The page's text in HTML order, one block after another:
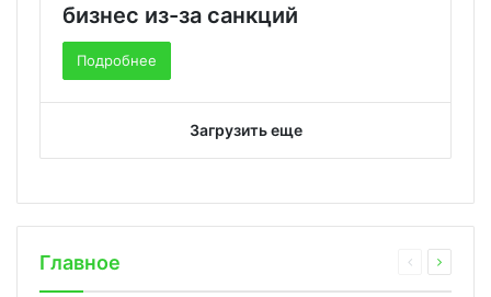
бизнес из-за санкций
Подробнее
Загрузить еще
Главное